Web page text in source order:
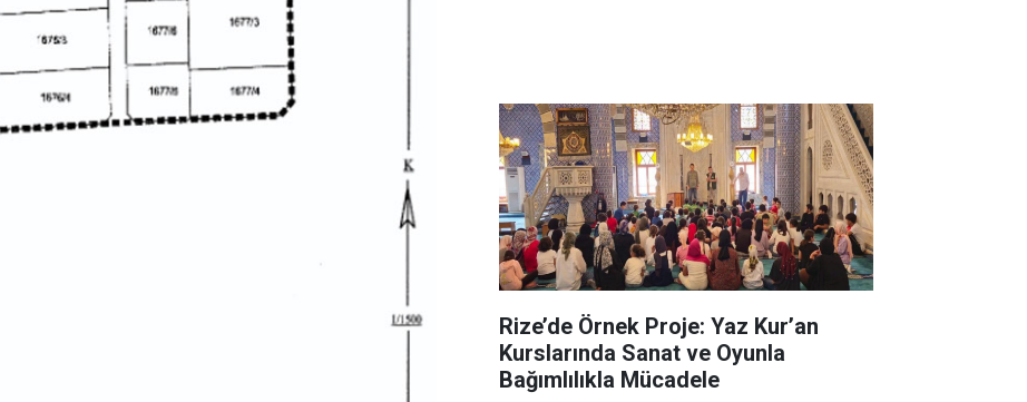
Rize’de Örnek Proje: Yaz Kur’an
Kurslarında Sanat ve Oyunla
Bağımlılıkla Mücadele